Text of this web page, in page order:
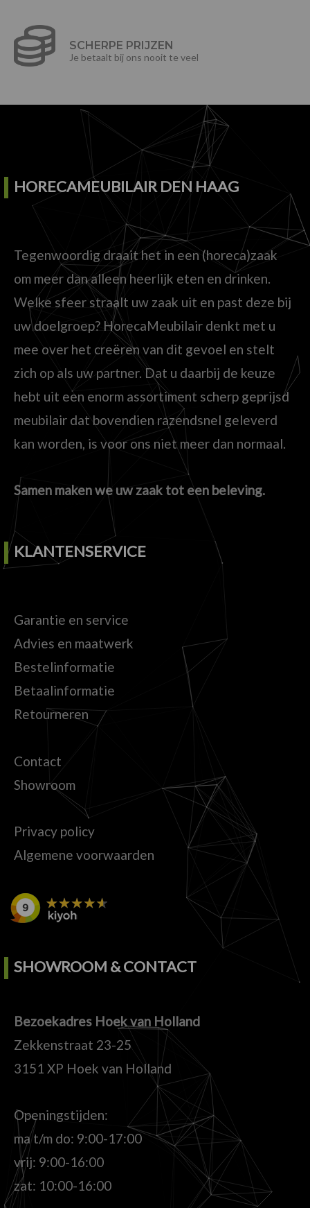
SCHERPE PRIJZEN
Je betaalt bij ons nooit te veel
HORECAMEUBILAIR DEN HAAG
Tegenwoordig draait het in een (horeca)zaak
om meer dan alleen heerlijk eten en drinken.
Welke sfeer straalt uw zaak uit en past deze bij
uw doelgroep? HorecaMeubilair denkt met u
mee over het creëren van dit gevoel en stelt
zich op als uw partner. Dat u daarbij de keuze
hebt uit een enorm assortiment scherp geprijsd
meubilair dat bovendien razendsnel geleverd
kan worden, is voor ons niet meer dan normaal.
Samen maken we uw zaak tot een beleving.
KLANTENSERVICE
Garantie en service
Advies en maatwerk
Bestelinformatie
Betaalinformatie
Retourneren
Contact
Showroom
Privacy policy
Algemene voorwaarden
SHOWROOM & CONTACT
Bezoekadres Hoek van Holland
Zekkenstraat 23-25
3151 XP Hoek van Holland
Openingstijden:
ma t/m do: 9:00-17:00
vrij: 9:00-16:00
zat: 10:00-16:00